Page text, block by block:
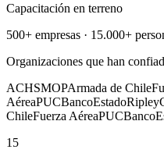
Capacitación en terreno
500+ empresas · 15.000+
Organizaciones que han
ACHSMOPArmada de Chile
AéreaPUCBancoEstadoRipley
ChileFuerza AéreaPUC
15